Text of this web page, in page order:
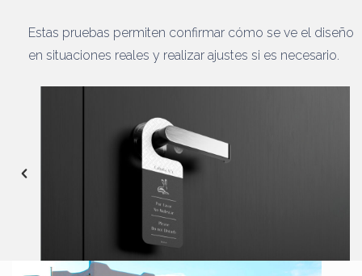
Estas pruebas permiten confirmar cómo se ve el diseño
en situaciones reales y realizar ajustes si es necesario.